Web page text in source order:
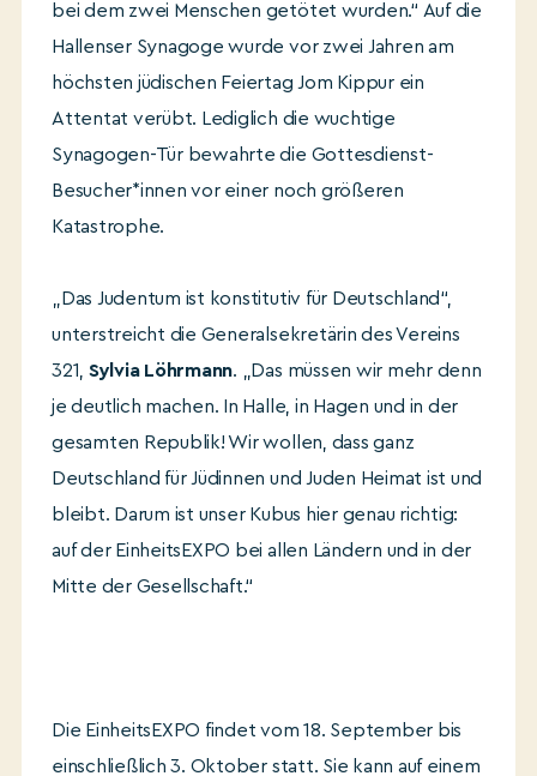
bei dem zwei Menschen getötet wurden.“ Auf die
Hallenser Synagoge wurde vor zwei Jahren am
höchsten jüdischen Feiertag Jom Kippur ein
Attentat verübt. Lediglich die wuchtige
Synagogen-Tür bewahrte die Gottesdienst-
Besucher*innen vor einer noch größeren
Katastrophe.
„Das Judentum ist konstitutiv für Deutschland“,
unterstreicht die Generalsekretärin des Vereins
321, Sylvia Löhrmann. „Das müssen wir mehr denn
je deutlich machen. In Halle, in Hagen und in der
gesamten Republik! Wir wollen, dass ganz
Deutschland für Jüdinnen und Juden Heimat ist und
bleibt. Darum ist unser Kubus hier genau richtig:
auf der EinheitsEXPO bei allen Ländern und in der
Mitte der Gesellschaft.“
Die EinheitsEXPO findet vom 18. September bis
einschließlich 3. Oktober statt. Sie kann auf einem